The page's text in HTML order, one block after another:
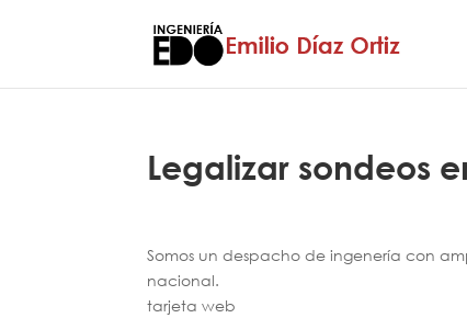
Legalizar sondeos
Somos un despacho de ingenería con
nacional.
tarjeta web